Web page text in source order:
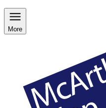
More